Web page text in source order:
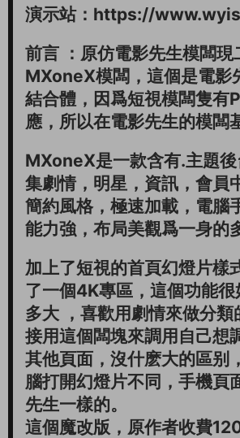
演示站：https://
前言 ：原仿電影先生模闆現
MXoneX模闆，這個是電影
結合體，因爲短視模闆隻有
應，所以在電影先生的模闆
MXoneX是一款含有.主題
集劇情，明星，資訊，會員
簡約風格，極速加載，電腦
能力強，布局美觀爲一身的
加上了短視的首頁幻燈片樣
了一個4K專區，這個功能
多大 ，喜歡用劇情來做分類
接用這個闆塊來調用自己想
其他頁面，沒什麽大的區别
腦打開幻燈片不同，手機頁
先生一樣的。
這個魔改版，原作者收費